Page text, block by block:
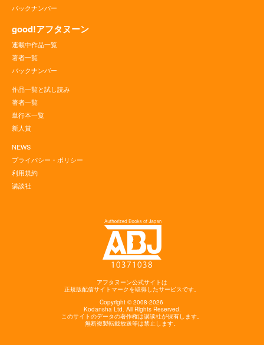
バックナンバー
good!アフタヌーン
連載中作品一覧
著者一覧
バックナンバー
作品一覧と試し読み
著者一覧
単行本一覧
新人賞
NEWS
プライバシー・ポリシー
利用規約
講談社
アフタヌーン公式サイトは
正規版配信サイトマークを取得したサービスです。
Copyright © 2008-2026
KodanshaLtd. All Rights Reserved.
このサイトのデータの著作権は講談社が保有します。
無断複製転載放送等は禁止します。